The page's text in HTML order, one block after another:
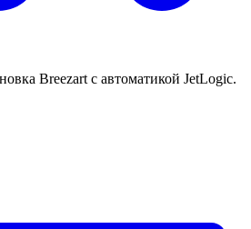
Breezart с автоматикой JetLogic.